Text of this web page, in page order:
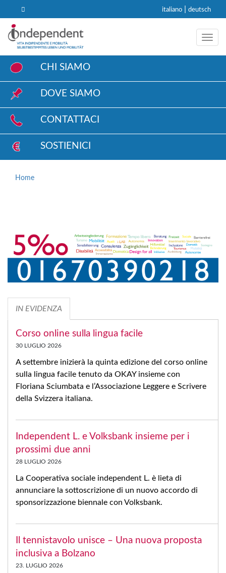
italiano deutsch
CHI SIAMO
DOVE SIAMO
CONTATTACI
SOSTIENICI
Home
IN EVIDENZA
Corso online sulla lingua facile
30 LUGLIO 2026
A settembre inizierà la quinta edizione del corso online
sulla lingua facile tenuto da OKAY insieme con
Floriana Sciumbata e l’Associazione Leggere e Scrivere
della Svizzera italiana.
Independent L. e Volksbank insieme per i
prossimi due anni
28 LUGLIO 2026
La Cooperativa sociale independent L. è lieta di
annunciare la sottoscrizione di un nuovo accordo di
sponsorizzazione biennale con Volksbank.
Il tennistavolo unisce – Una nuova proposta
inclusiva a Bolzano
23. LUGLIO 2026